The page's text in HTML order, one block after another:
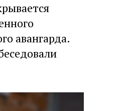
авангарда.